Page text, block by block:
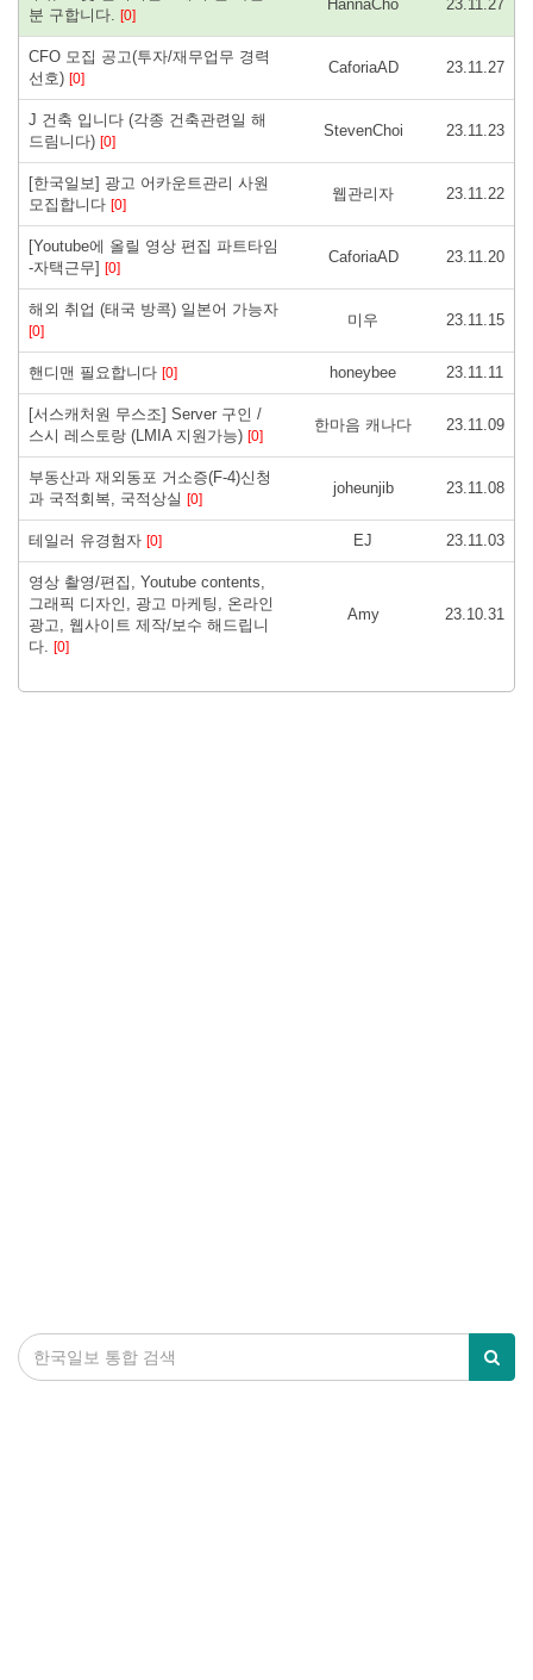
분 구합니다. [0]
HannaCho 23.11.27
CFO 모집 공고(투자/재무업무 경력
선호) [0]
CaforiaAD 23.11.27
J 건축 입니다 (각종 건축관련일 해
드림니다) [0]
StevenChoi 23.11.23
[한국일보] 광고 어카운트관리 사원
모집합니다 [0]
웹관리자 23.11.22
[Youtube에 올릴 영상 편집 파트타임
-자택근무] [0]
CaforiaAD 23.11.20
해외 취업 (태국 방콕) 일본어 가능자
[0]
미우 23.11.15
핸디맨 필요합니다 [0] honeybee 23.11.11
[서스캐처원 무스조] Server 구인 /
스시 레스토랑 (LMIA 지원가능) [0]
한마음 캐나다 23.11.09
부동산과 재외동포 거소증(F-4)신청
과 국적회복, 국적상실 [0]
joheunjib 23.11.08
테일러 유경험자 [0] EJ 23.11.03
영상 촬영/편집, Youtube contents,
그래픽 디자인, 광고 마케팅, 온라인
광고, 웹사이트 제작/보수 해드립니
다. [0]
Amy 23.10.31